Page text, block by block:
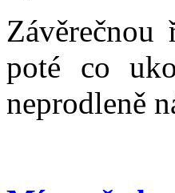
poté co
neprodleně